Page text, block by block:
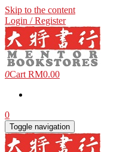
Skip to the content
Login / Register
0Cart RM0.00
0
Toggle navigation